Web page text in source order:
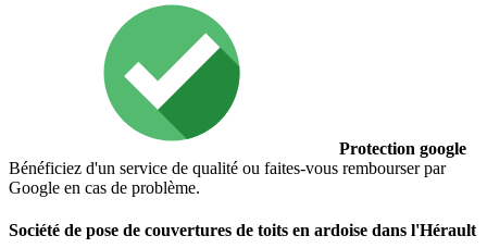
Protection google
Bénéficiez d'un service de qualité ou faites-vous rembourser par
Google en cas de problème.
Société de pose de couvertures de toits en ardoise dans l'Hérault